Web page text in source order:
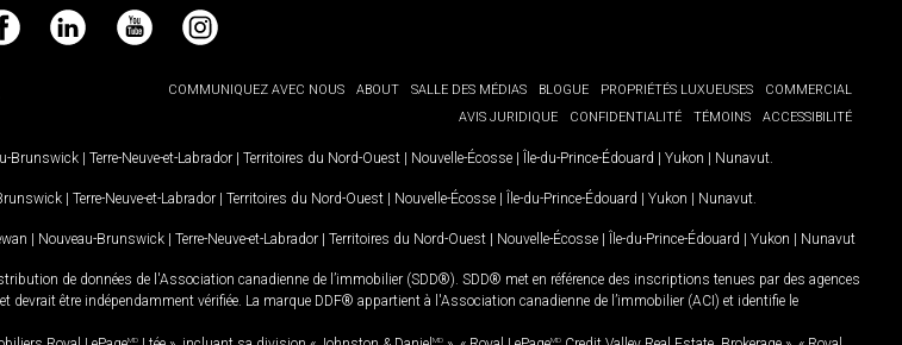
LinkedIn YouTubeInstagram
COMMUNIQUEZ AVEC NOUS ABOUT SALLE DES MÉDIAS BLOGUE PROPRIÉTÉS LUXUEUSES
COMMERCIAL
AVIS JURIDIQUE
CONFIDENTIALITÉ TÉMOINS ACCESSIBILITÉ
Brunswick | Terre-Neuve-et-Labrador | Territoires du Nord-Ouest | Nouvelle-Écosse | Île-du-Prince-Édouard | Yukon | Nunavut
| Terre-Neuve-et-Labrador | Territoires du Nord-Ouest | Nouvelle-Écosse | Île-du-Prince-Édouard | Yukon | Nunavut
| Nouveau-Brunswick | Terre-Neuve-et-Labrador | Territoires du Nord-Ouest | Nouvelle-Écosse | Île-du-Prince-Édouard | Yukon | Nunavut
de données de l'Association canadienne de l’immobilier (SDD®). SDD® met en référence des inscriptions tenues par des agences
être indépendamment vérifiée. La marque DDF® appartient à l'Association canadienne de l’immobilier (ACI) et identifie le
MD MD MD